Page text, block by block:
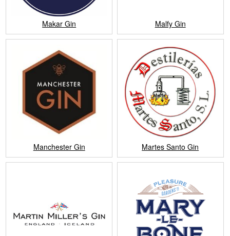
Makar Gin Malfy Gin
Manchester Gin Martes Santo Gin